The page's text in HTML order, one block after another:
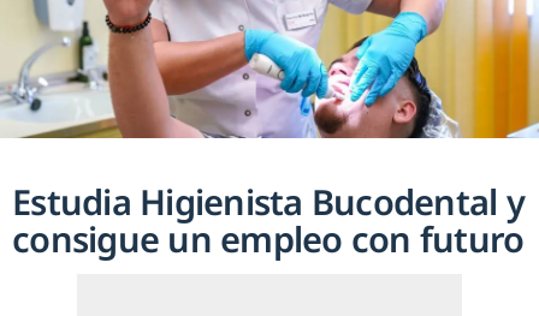
Estudia Higienista Bucodental y
consigue un empleo con futuro